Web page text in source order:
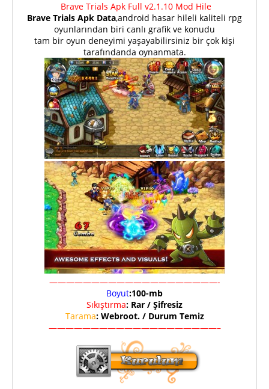
Brave Trials Apk Full v2.1.10 Mod Hile
Brave Trials Apk Data,android hasar hileli kaliteli rpg
oyunlarından biri canlı grafik ve konudu
tam bir oyun deneyimi yaşayabilirsiniz bir çok kişi
tarafındanda oynanmata.
————————————————————-
Boyut:100-mb
Sıkıştırma: Rar / Şifresiz
Tarama: Webroot. / Durum Temiz
————————————————————–